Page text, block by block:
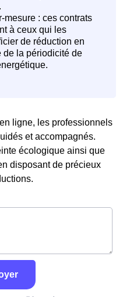
ligne, les professionnels
et accompagnés.
écologique ainsi que
disposant de précieux